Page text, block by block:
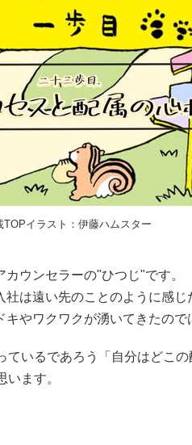
TOPイラスト：伊藤ハムスター
ウンセラーの"ひつじ"です。
社は遠い先のことのように感
キやワクワクが湧いてきたので
ているであろう「自分はどこ
ます。